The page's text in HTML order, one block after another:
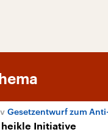
Gesetzentwurf zum
heikle Initiative